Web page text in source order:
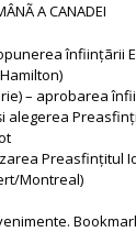
A CANADEI
înființãrii
– aprobarea
alegerea
Preasfințitul
Montreal)
.